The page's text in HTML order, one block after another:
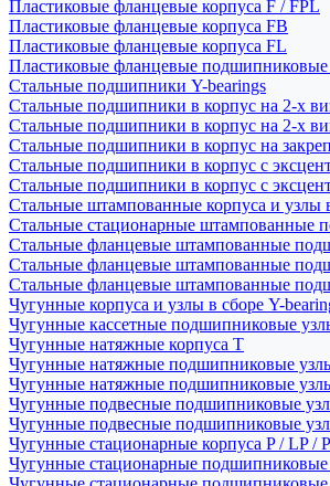
Пластиковые фланцевые корпуса F / FPL
Пластиковые фланцевые корпуса FB
Пластиковые фланцевые корпуса FL
Пластиковые фланцевые
Стальные подшипники Y-bearings
Стальные подшипники в корпус на 2-х
Стальные подшипники в корпус на 2-х
Стальные подшипники в корпус на
Стальные подшипники в корпус с
Стальные подшипники в корпус с
Стальные штампованные корпуса и узлы
Стальные стационарные штампованные
Стальные фланцевые штампованные
Стальные фланцевые штампованные
Стальные фланцевые штампованные
Чугунные корпуса и узлы в сборе Y-
Чугунные кассетные подшипниковые
Чугунные натяжные корпуса T
Чугунные натяжные подшипниковые
Чугунные натяжные подшипниковые
Чугунные подвесные подшипниковые
Чугунные подвесные подшипниковые
Чугунные стационарные корпуса P / LP /
Чугунные стационарные